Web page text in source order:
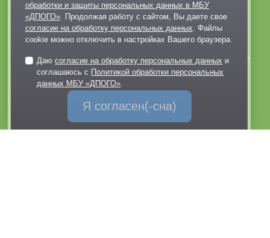
Политика обработки персональных данных
Версия для слабовидящих
МБУ «Дирекция парков Одинцовского городского округа»
обработки и защиты персональных данных в МБУ
«ДПОГО». Продолжая работу с сайтом, Вы даете свое
согласие на обработку персональных данных. Файлы
cookie можно отключить в настройках Вашего браузера.
Даюсогласие на обработку персональных данных и
соглашаюсь с Политикой обработки персональных
данных МБУ «ДПОГО».
Я согласен(-сна)